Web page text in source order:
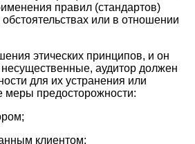
правил (стандартов)
обстоятельствах или в отношении
этических принципов, и он
аудитор должен
для их устранения или
меры предосторожности:
клиентом;